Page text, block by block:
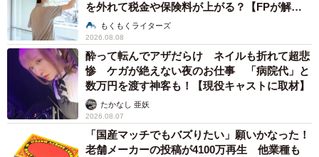
した。ところが、その2社は「正反対」ともいえる条件でし
た。
1社は、大手メーカーの子会社で、バックオフィス系の地域
総合職。希望勤務地での配属が確約され、将来的な転勤も
ないとされています（以下、A社）。
もう1社は、初任配属地が入社後の研修を経て決まる大手の
を外れて税金や保険料が上がる？【FPが解
説】もくもくライターズ
2026.08.08
酔って転んでアザだらけ ネイルも折れて超悲
惨 ケガが絶えない夜のお仕事 「病院代」と
数万円を渡す神客も！【現役キャストに取材】
たかなし 亜妖
2026.08.07
「国産マッチでもバズりたい」願いかなった！
老舗メーカーの投稿が4100万再生 他業種も